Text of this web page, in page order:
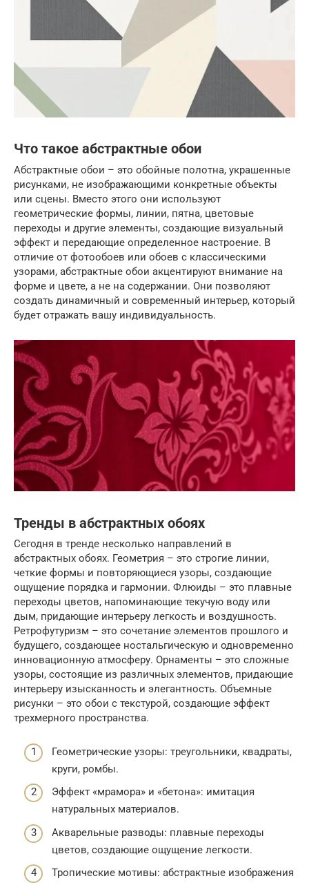
Что такое абстрактные обои
Абстрактные обои – это обойные полотна, украшенные
рисунками, не изображающими конкретные объекты
или сцены. Вместо этого они используют
геометрические формы, линии, пятна, цветовые
переходы и другие элементы, создающие визуальный
эффект и передающие определенное настроение. В
отличие от фотообоев или обоев с классическими
узорами, абстрактные обои акцентируют внимание на
форме и цвете, а не на содержании. Они позволяют
создать динамичный и современный интерьер, который
будет отражать вашу индивидуальность.
Тренды в абстрактных обоях
Сегодня в тренде несколько направлений в
абстрактных обоях. Геометрия – это строгие линии,
четкие формы и повторяющиеся узоры, создающие
ощущение порядка и гармонии. Флюиды – это плавные
переходы цветов, напоминающие текучую воду или
дым, придающие интерьеру легкость и воздушность.
Ретрофутуризм – это сочетание элементов прошлого и
будущего, создающее ностальгическую и одновременно
инновационную атмосферу. Орнаменты – это сложные
узоры, состоящие из различных элементов, придающие
интерьеру изысканность и элегантность. Объемные
рисунки – это обои с текстурой, создающие эффект
трехмерного пространства.
Геометрические узоры: треугольники, квадраты,
круги, ромбы.
Эффект «мрамора» и «бетона»: имитация
натуральных материалов.
Акварельные разводы: плавные переходы
цветов, создающие ощущение легкости.
Тропические мотивы: абстрактные изображения